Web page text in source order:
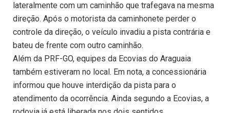
lateralmente com um caminhão que trafegava na mesma
direção. Após o motorista da caminhonete perder o
controle da direção, o veículo invadiu a pista contrária e
bateu de frente com outro caminhão.
Além da PRF-GO, equipes da Ecovias do Araguaia
também estiveram no local. Em nota, a concessionária
informou que houve interdição da pista para o
atendimento da ocorrência. Ainda segundo a Ecovias, a